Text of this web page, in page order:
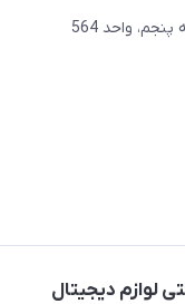
واحد 564
لوازم دیجیتال